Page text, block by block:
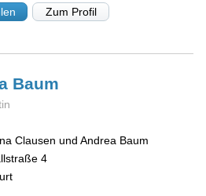
Zum Profil
Baum
Clausen und Andrea Baum
4